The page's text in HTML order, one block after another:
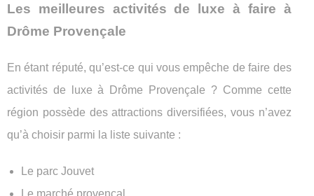
Les meilleures activités de luxe à faire à
Drôme Provençale
En étant réputé, qu’est-ce qui vous empêche de faire des
activités de luxe à Drôme Provençale ? Comme cette
région possède des attractions diversifiées, vous n’avez
qu’à choisir parmi la liste suivante :
Le parc Jouvet
Le marché provençal